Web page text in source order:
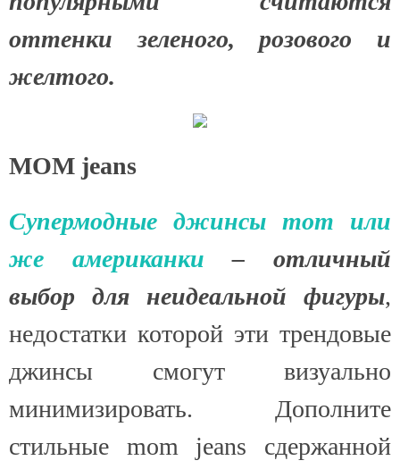
оттенки зеленого, розового и
желтого.
MOM jeans
Супермодные джинсы mom или
же американки – отличный
выбор для неидеальной фигуры,
недостатки которой эти трендовые
джинсы смогут визуально
минимизировать. Дополните
стильные mom jeans сдержанной